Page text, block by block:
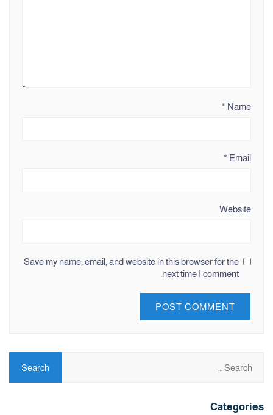
Name
*
Email
*
Website
Save my name, email, and website in this browser for the
next time I comment.
Categories